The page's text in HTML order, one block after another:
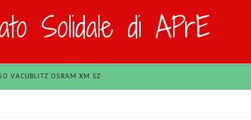
Solidale di APrE
VACUBLITZ OSRAM XM 5Z